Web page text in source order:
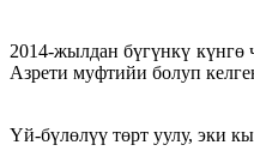
2014-жылдан бүгүнкү
Азрети муфтийи болуп
Үй-бүлөлүү төрт уулу, эки